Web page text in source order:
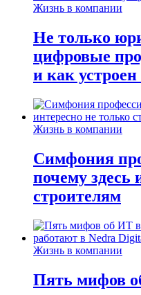
Жизнь в компании
Не только
цифровые
и как устроен
Жизнь в компании
Симфония
почему здесь
строителям
Жизнь в компании
Пять мифов